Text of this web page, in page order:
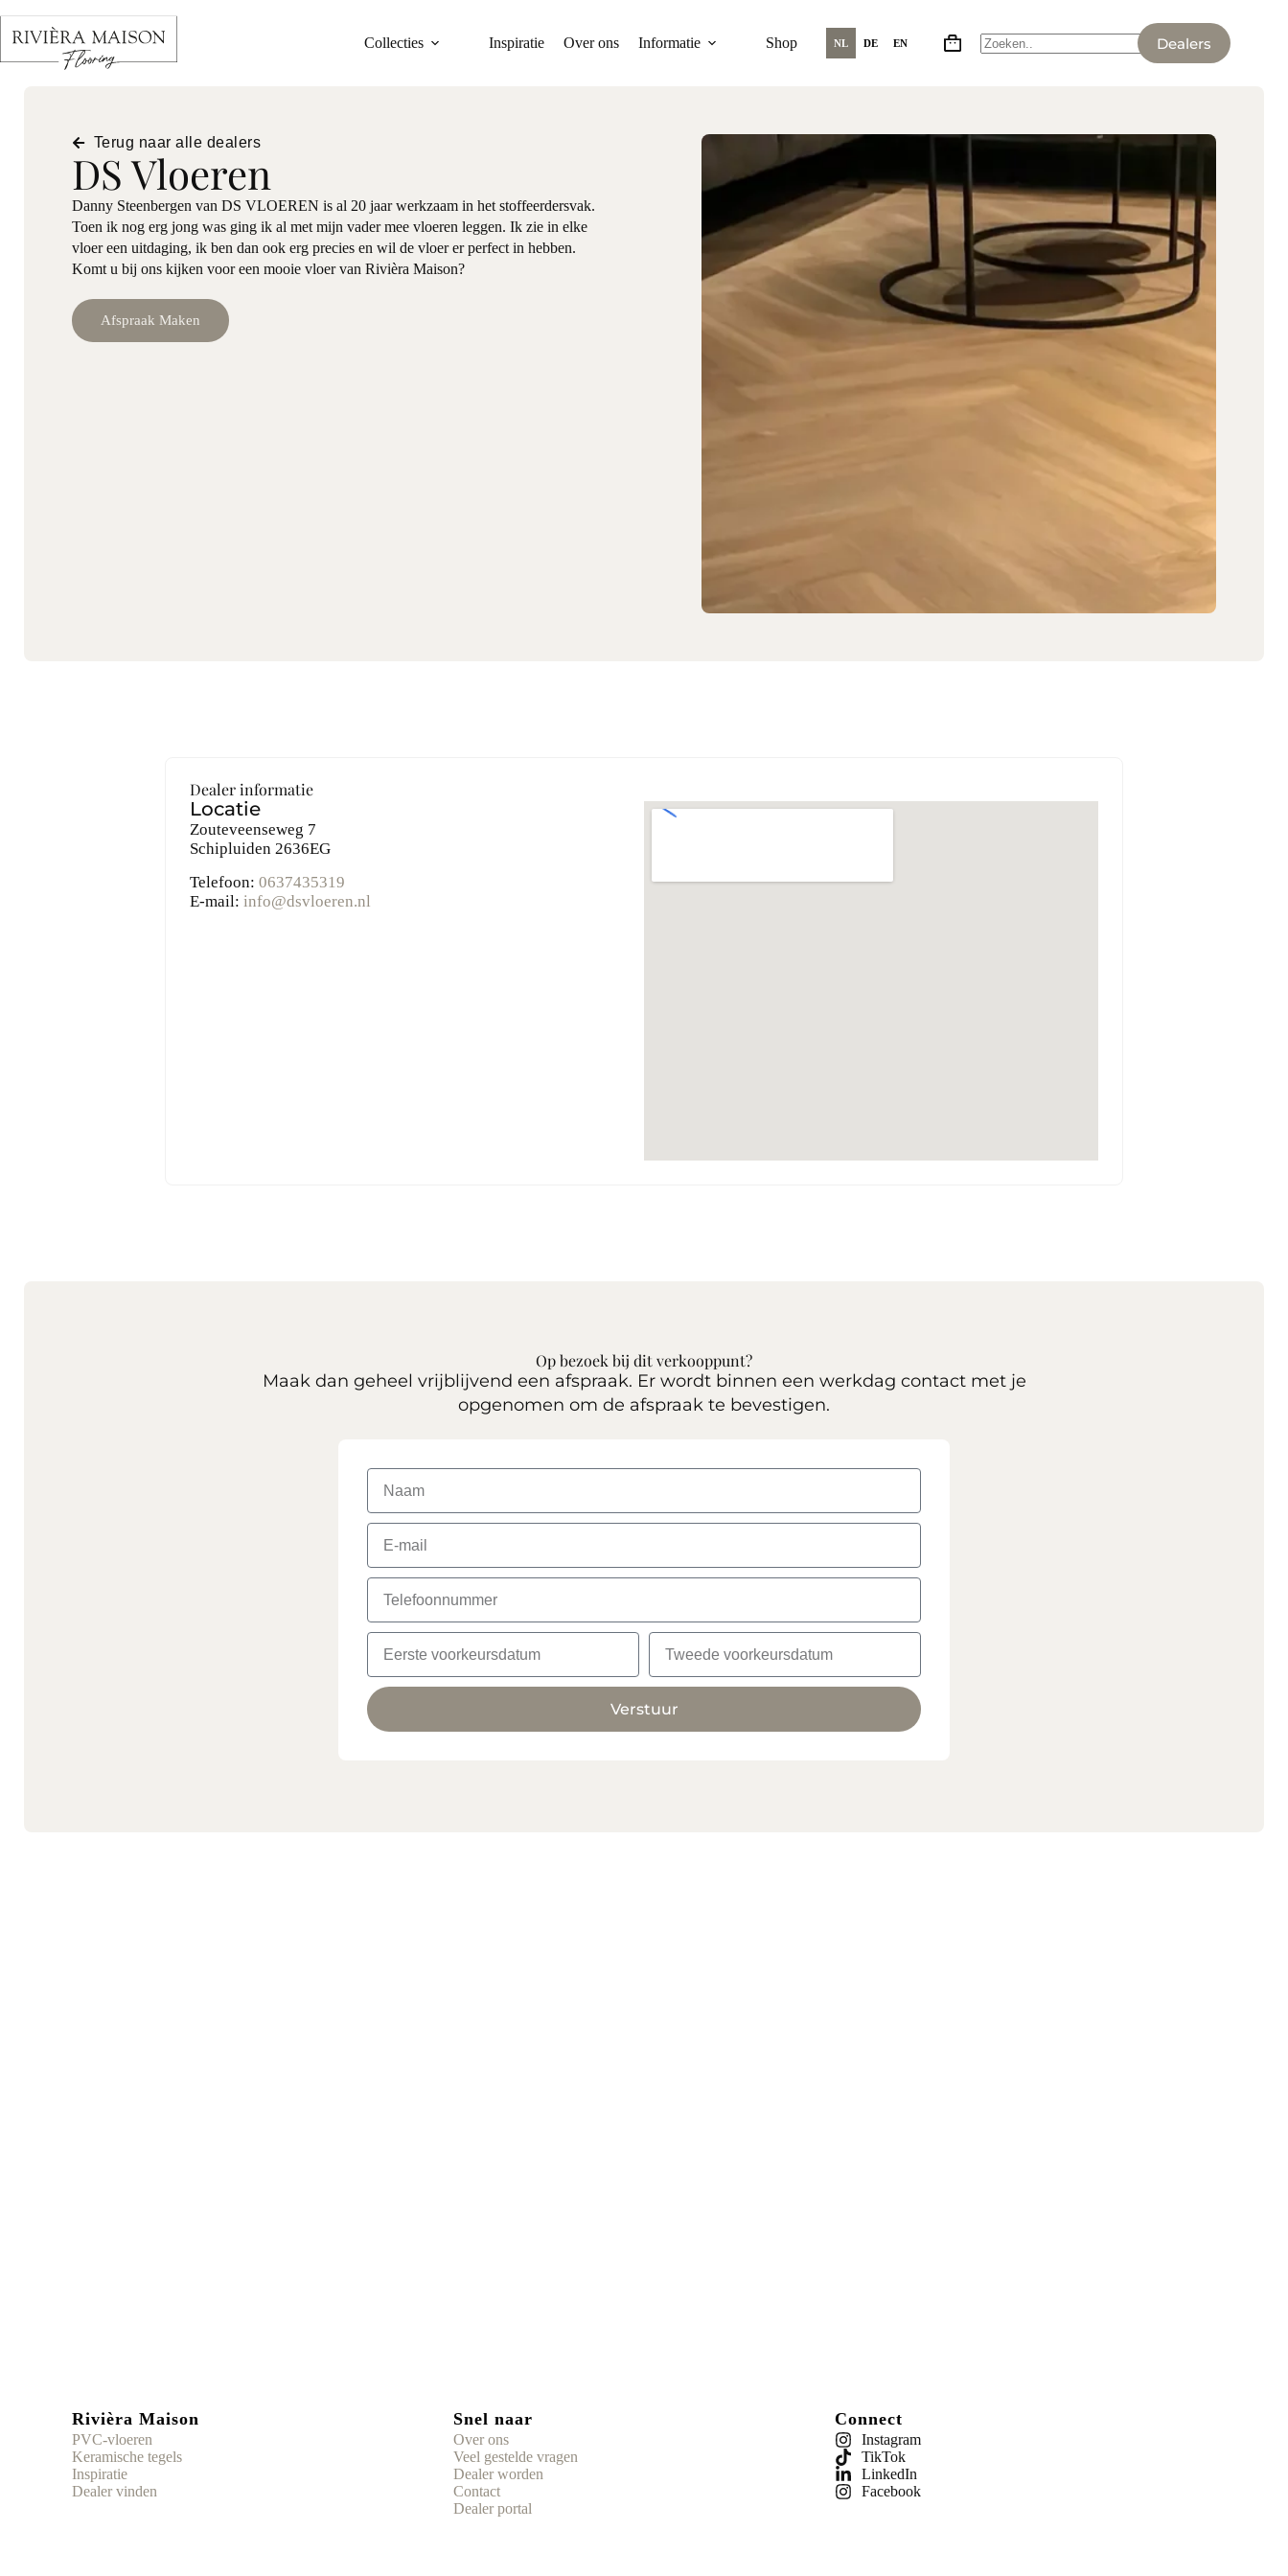
Collecties Inspiratie Over ons Informatie Shop NL DE EN Dealers
Terug naar alle dealers
DS Vloeren
Danny Steenbergen van DS VLOEREN is al 20 jaar werkzaam in het stoffeerdersvak.
Toen ik nog erg jong was ging ik al met mijn vader mee vloeren leggen. Ik zie in elke
vloer een uitdaging, ik ben dan ook erg precies en wil de vloer er perfect in hebben.
Komt u bij ons kijken voor een mooie vloer van Rivièra Maison?
Afspraak Maken
Dealer informatie
Locatie
Zouteveenseweg 7
Schipluiden 2636EG
Telefoon: 0637435319
E-mail: info@dsvloeren.nl
Op bezoek bij dit verkooppunt?
Maak dan geheel vrijblijvend een afspraak. Er wordt binnen een werkdag contact met je
opgenomen om de afspraak te bevestigen.
Verstuur
Rivièra Maison
PVC-vloeren
Keramische tegels
Inspiratie
Dealer vinden
Snel naar
Over ons
Veel gestelde vragen
Dealer worden
Contact
Dealer portal
Connect
Instagram
TikTok
LinkedIn
Facebook